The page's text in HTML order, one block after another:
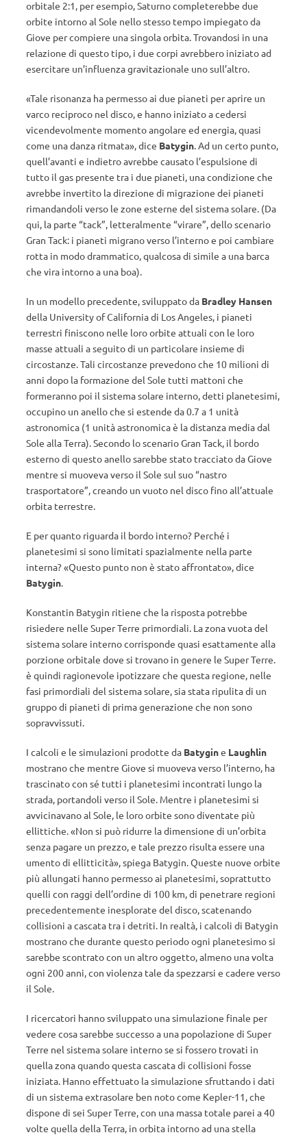
orbitale 2:1, per esempio, Saturno completerebbe due
orbite intorno al Sole nello stesso tempo impiegato da
Giove per compiere una singola orbita. Trovandosi in una
relazione di questo tipo, i due corpi avrebbero iniziato ad
esercitare un’influenza gravitazionale uno sull’altro.
«Tale risonanza ha permesso ai due pianeti per aprire un
varco reciproco nel disco, e hanno iniziato a cedersi
vicendevolmente momento angolare ed energia, quasi
come una danza ritmata», dice Batygin. Ad un certo punto,
quell’avanti e indietro avrebbe causato l’espulsione di
tutto il gas presente tra i due pianeti, una condizione che
avrebbe invertito la direzione di migrazione dei pianeti
rimandandoli verso le zone esterne del sistema solare. (Da
qui, la parte “tack”, letteralmente “virare”, dello scenario
Gran Tack: i pianeti migrano verso l’interno e poi cambiare
rotta in modo drammatico, qualcosa di simile a una barca
che vira intorno a una boa).
In un modello precedente, sviluppato da Bradley Hansen
della University of California di Los Angeles, i pianeti
terrestri finiscono nelle loro orbite attuali con le loro
masse attuali a seguito di un particolare insieme di
circostanze. Tali circostanze prevedono che 10 milioni di
anni dopo la formazione del Sole tutti mattoni che
formeranno poi il sistema solare interno, detti planetesimi,
occupino un anello che si estende da 0.7 a 1 unità
astronomica (1 unità astronomica è la distanza media dal
Sole alla Terra). Secondo lo scenario Gran Tack, il bordo
esterno di questo anello sarebbe stato tracciato da Giove
mentre si muoveva verso il Sole sul suo “nastro
trasportatore”, creando un vuoto nel disco fino all’attuale
orbita terrestre.
E per quanto riguarda il bordo interno? Perché i
planetesimi si sono limitati spazialmente nella parte
interna? «Questo punto non è stato affrontato», dice
Batygin.
Konstantin Batygin ritiene che la risposta potrebbe
risiedere nelle Super Terre primordiali. La zona vuota del
sistema solare interno corrisponde quasi esattamente alla
porzione orbitale dove si trovano in genere le Super Terre.
è quindi ragionevole ipotizzare che questa regione, nelle
fasi primordiali del sistema solare, sia stata ripulita di un
gruppo di pianeti di prima generazione che non sono
sopravvissuti.
I calcoli e le simulazioni prodotte da Batygine Laughlin
mostrano che mentre Giove si muoveva verso l’interno, ha
trascinato con sé tutti i planetesimi incontrati lungo la
strada, portandoli verso il Sole. Mentre i planetesimi si
avvicinavano al Sole, le loro orbite sono diventate più
ellittiche. «Non si può ridurre la dimensione di un’orbita
senza pagare un prezzo, e tale prezzo risulta essere una
umento di ellitticità», spiega Batygin. Queste nuove orbite
più allungati hanno permesso ai planetesimi, soprattutto
quelli con raggi dell’ordine di 100 km, di penetrare regioni
precedentemente inesplorate del disco, scatenando
collisioni a cascata tra i detriti. In realtà, i calcoli di Batygin
mostrano che durante questo periodo ogni planetesimo si
sarebbe scontrato con un altro oggetto, almeno una volta
ogni 200 anni, con violenza tale da spezzarsi e cadere verso
il Sole.
I ricercatori hanno sviluppato una simulazione finale per
vedere cosa sarebbe successo a una popolazione di Super
Terre nel sistema solare interno se si fossero trovati in
quella zona quando questa cascata di collisioni fosse
iniziata. Hanno effettuato la simulazione sfruttando i dati
di un sistema extrasolare ben noto come Kepler-11, che
dispone di sei Super Terre, con una massa totale parei a 40
volte quella della Terra, in orbita intorno ad una stella